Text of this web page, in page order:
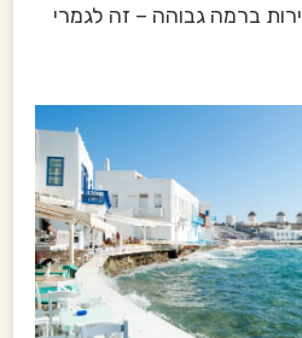
ברמה גבוהה – זה לגמרי